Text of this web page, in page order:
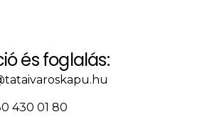
és foglalás:
430 01 80